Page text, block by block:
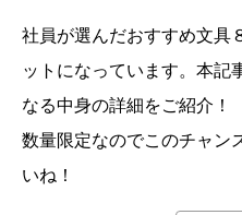
社員が選んだおすすめ文具
ットになっています。本記
なる中身の詳細をご紹介！
数量限定なのでこのチャン
いね！